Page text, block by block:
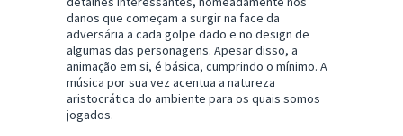
danos que começam a surgir na face da
adversária a cada golpe dado e no design de
algumas das personagens. Apesar disso, a
animação em si, é básica, cumprindo o mínimo. A
música por sua vez acentua a natureza
aristocrática do ambiente para os quais somos
jogados.